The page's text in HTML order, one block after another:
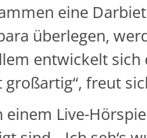
eine
überlegen,
entwickelt
freut
Live-